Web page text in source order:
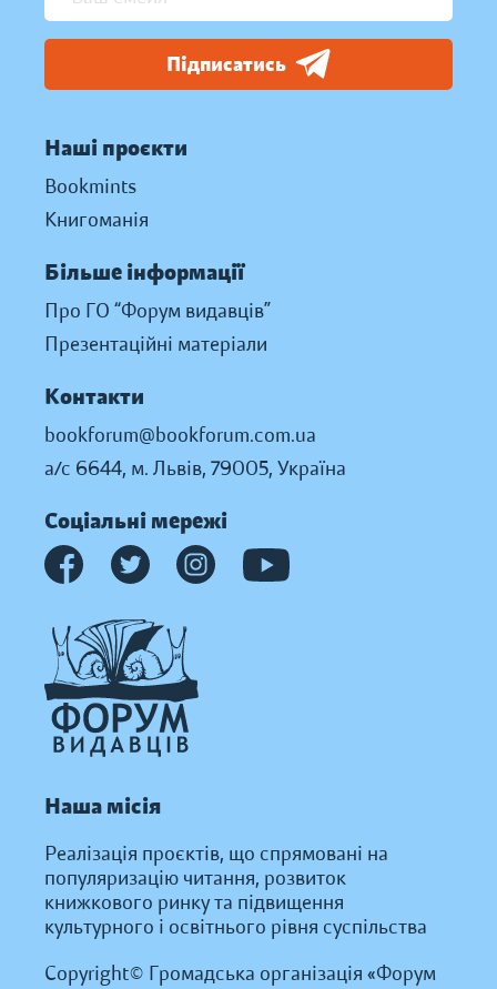
Підписатись
Наші проєкти
Bookmints
Книгоманія
Більше інформації
Про ГО “Форум видавців”
Презентаційні матеріали
Контакти
bookforum@bookforum.com.ua
а/с 6644, м. Львів, 79005, Україна
Соціальні мережі
Наша місія
Реалізація проєктів, що спрямовані на
популяризацію читання, розвиток
книжкового ринку та підвищення
культурного і освітнього рівня суспільства
Copyright© Громадська організація «Форум